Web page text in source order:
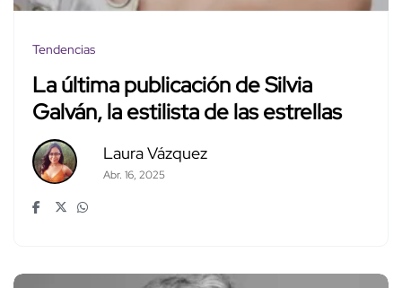
Tendencias
La última publicación de Silvia
Galván, la estilista de las estrellas
Laura Vázquez
Abr. 16, 2025